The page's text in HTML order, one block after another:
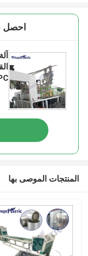
المنتجات الموصى بها